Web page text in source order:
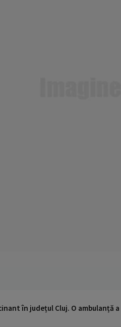
în județul Cluj. O ambulanță